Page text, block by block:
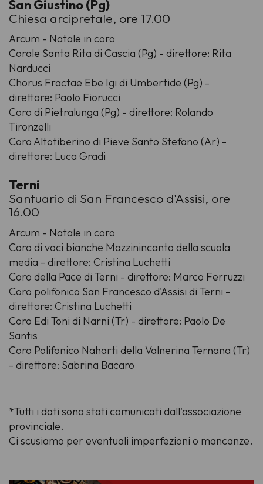
San Giustino (Pg)
Chiesa arcipretale, ore 17.00
Arcum - Natale in coro
Corale Santa Rita di Cascia (Pg) - direttore: Rita
Narducci
Chorus Fractae Ebe Igi di Umbertide (Pg) -
direttore: Paolo Fiorucci
Coro di Pietralunga (Pg) - direttore: Rolando
Tironzelli
Coro Altotiberino di Pieve Santo Stefano (Ar) -
direttore: Luca Gradi
Terni
Santuario di San Francesco d'Assisi, ore
16.00
Arcum - Natale in coro
Coro di voci bianche Mazzinincanto della scuola
media - direttore: Cristina Luchetti
Coro della Pace di Terni - direttore: Marco Ferruzzi
Coro polifonico San Francesco d'Assisi di Terni -
direttore: Cristina Luchetti
Coro Edi Toni di Narni (Tr) - direttore: Paolo De
Santis
Coro Polifonico Naharti della Valnerina Ternana (Tr)
- direttore: Sabrina Bacaro
*Tutti i dati sono stati comunicati dall'associazione
provinciale.
Ci scusiamo per eventuali imperfezioni o mancanze.